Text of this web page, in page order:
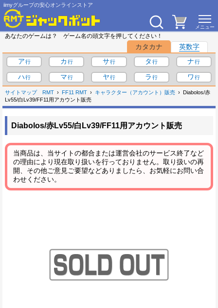
iimyグループの安心オンラインストア
あなたのゲームは？ ゲーム名の頭文字を押してください！
カタカナ
英数字
ア
カ サ タ
ナ
ハ
マ ヤ ラ ワ
サイトマップ RMT FF11 RMT キャラクター（アカウント）販売
Diabolos/赤
Lv55/白Lv39/FF11用アカウント販売
Diabolos/赤Lv55/白Lv39/FF11用アカウント販売
当商品は、当サイトの都合または運営会社のサービス終了など
の理由により現在取り扱いを行っておりません。取り扱いの再
開、その他ご意見ご要望などありましたら、お気軽にお問い合
わせください。